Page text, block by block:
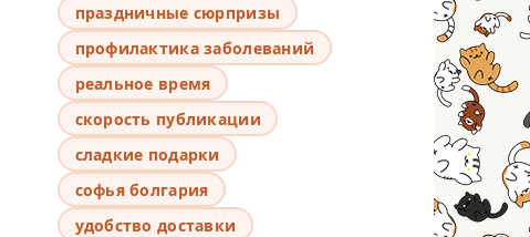
праздничные сюрпризы
профилактика заболеваний
реальное время
скорость публикации
сладкие подарки
софья болгария
удобство доставки